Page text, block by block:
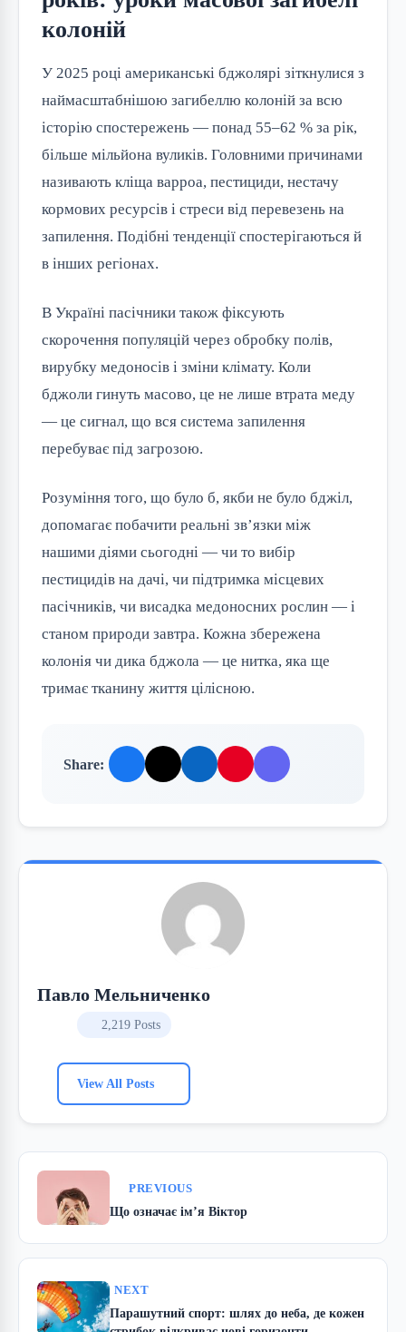
колоній
У 2025 році американські бджолярі зіткнулися з
наймасштабнішою загибеллю колоній за всю
історію спостережень — понад 55–62 % за рік,
більше мільйона вуликів. Головними причинами
називають кліща варроа, пестициди, нестачу
кормових ресурсів і стреси від перевезень на
запилення. Подібні тенденції спостерігаються й
в інших регіонах.
В Україні пасічники також фіксують
скорочення популяцій через обробку полів,
вирубку медоносів і зміни клімату. Коли
бджоли гинуть масово, це не лише втрата меду
— це сигнал, що вся система запилення
перебуває під загрозою.
Розуміння того, що було б, якби не було бджіл,
допомагає побачити реальні зв’язки між
нашими діями сьогодні — чи то вибір
пестицидів на дачі, чи підтримка місцевих
пасічників, чи висадка медоносних рослин — і
станом природи завтра. Кожна збережена
колонія чи дика бджола — це нитка, яка ще
тримає тканину життя цілісною.
Share:
Павло Мельниченко
2,219 Posts
View All Posts
PREVIOUS
Що означає ім’я Віктор
NEXT
Парашутний спорт: шлях до неба, де кожен